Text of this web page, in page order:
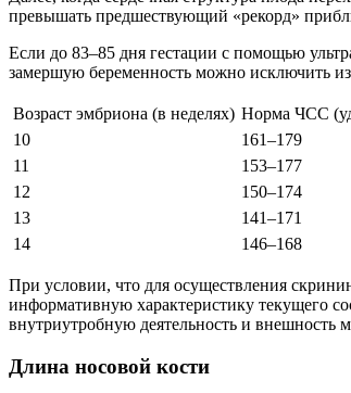
превышать предшествующий «рекорд»
Если до 83–85 дня гестации с помощью
замершую беременность можно исключить
Возраст эмбриона (в неделях) Норма ЧСС
10
161–179
11
153–177
12
150–174
13
141–171
14
146–168
При условии, что для осуществления
информативную характеристику текущего
внутриутробную деятельность и внешность
Длина носовой кости